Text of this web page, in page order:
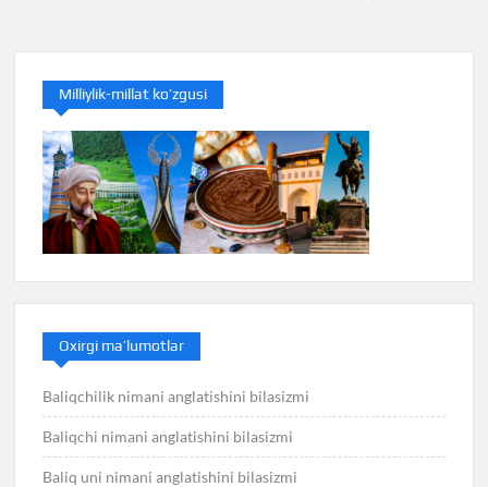
Milliylik-millat ko’zgusi
Oxirgi ma’lumotlar
Baliqchilik nimani anglatishini bilasizmi
Baliqchi nimani anglatishini bilasizmi
Baliq uni nimani anglatishini bilasizmi